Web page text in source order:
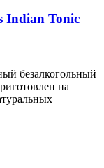
Indian Tonic
безалкогольный
на